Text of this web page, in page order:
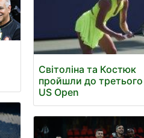
Світоліна та Костюк
пройшли до
US Open